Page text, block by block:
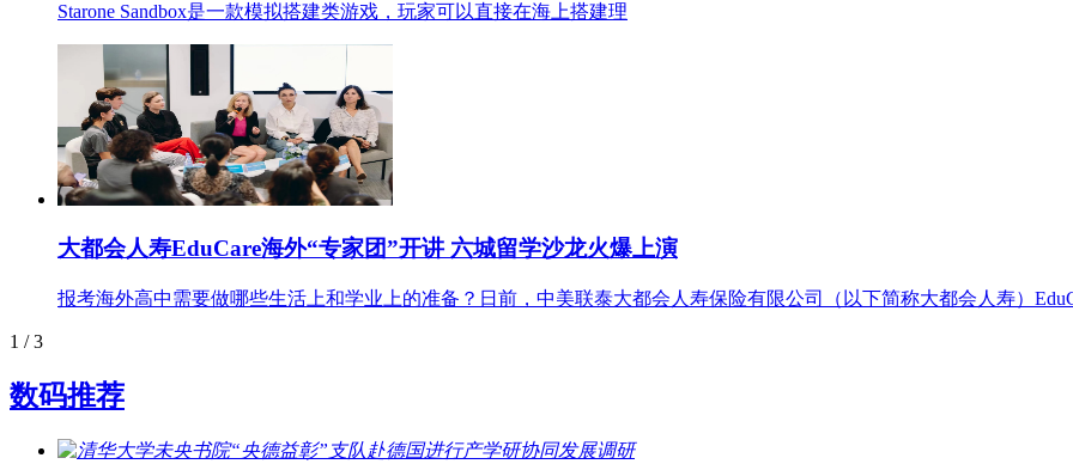
Starone Sandbox是一款模拟搭建类游戏，玩家可以直接在海上搭建理
大都会人寿EduCare海外“专家团”开讲 六城留学沙龙火爆上演
报考海外高中需要做哪些生活上和学业上的准备？日前，中美联泰大都会人寿保险有限公司（以下简称大都会人寿）
1 / 3
数码推荐